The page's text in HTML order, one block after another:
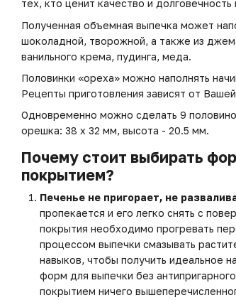
тех, кто ценит качество и долговечность
Полученная объемная выпечка может
шоколадной, творожной, а также из
ванильного крема, пудинга, меда.
Половинки «ореха» можно наполнять
Рецепты приготовления зависят от
Одновременно можно сделать 9
орешка: 38 х 32 мм, высота - 20.5 мм.
Почему стоит выбирать
покрытием?
Печенье не пригорает, не
пропекается и его легко снять с
покрытия необходимо прогревать
процессом выпечки смазывать
навыков, чтобы получить идеальное
форм для выпечки без
покрытием ничего